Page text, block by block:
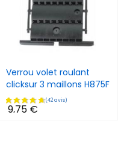
Verrou volet roulant
clicksur 3 maillons H875F
9,75 €